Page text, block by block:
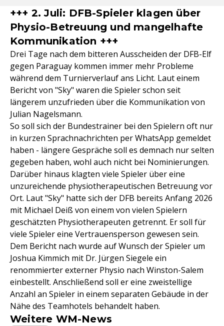
+++ 2. Juli: DFB-Spieler klagen über
Physio-Betreuung und mangelhafte
Kommunikation +++
Drei Tage nach dem bitteren Ausscheiden der DFB-Elf
gegen Paraguay kommen immer mehr Probleme
während dem Turnierverlauf ans Licht. Laut einem
Bericht von "Sky" waren die Spieler schon seit
längerem unzufrieden über die Kommunikation von
Julian Nagelsmann.
So soll sich der Bundestrainer bei den Spielern oft nur
in kurzen Sprachnachrichten per WhatsApp gemeldet
haben - längere Gespräche soll es demnach nur selten
gegeben haben, wohl auch nicht bei Nominierungen.
Darüber hinaus klagten viele Spieler über eine
unzureichende physiotherapeutischen Betreuung vor
Ort. Laut "Sky" hatte sich der DFB bereits Anfang 2026
mit Michael Deiß von einem von vielen Spielern
geschätzten Physiotherapeuten getrennt. Er soll für
viele Spieler eine Vertrauensperson gewesen sein.
Dem Bericht nach wurde auf Wunsch der Spieler um
Joshua Kimmich mit Dr. Jürgen Siegele ein
renommierter externer Physio nach Winston-Salem
einbestellt. Anschließend soll er eine zweistellige
Anzahl an Spieler in einem separaten Gebäude in der
Nähe des Teamhotels behandelt haben.
Weitere WM-News